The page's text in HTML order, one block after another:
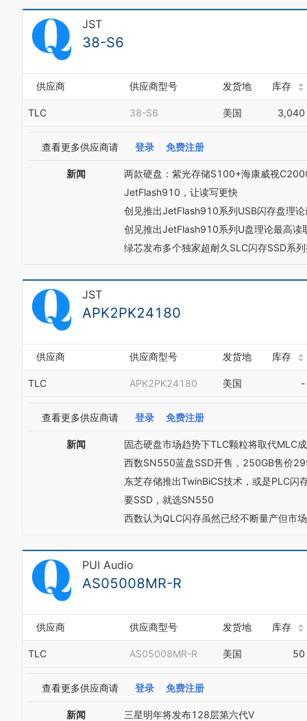
JST
38-S6
供应商 供应商型号 发货地 库存
TLC 38-S6 美国 3,040
查看更多供应商请 登录 免费注册
新闻
两款硬盘：紫光存储S100+海康威视
JetFlash910，让读写更快
创见推出JetFlash910系列USB闪存盘理
创见推出JetFlash910系列U盘理论最高读
绿芯发布多个独家超耐久SLC闪存SSD系
JST
APK2PK24180
供应商 供应商型号 发货地 库存
TLC APK2PK24180 美国 -
查看更多供应商请 登录 免费注册
新闻
固态硬盘市场趋势下TLC颗粒将取代MLC
西数SN550蓝盘SSD开售，250GB售价
东芝存储推出TwinBiCS技术，或是PLC闪
要SSD，就选SN550
西数认为QLC闪存虽然已经不断量产但市
PUI Audio
AS05008MR-R
供应商 供应商型号 发货地 库存
TLC AS05008MR-R 美国 50
查看更多供应商请 登录 免费注册
新闻
三星明年将发布128层第六代V